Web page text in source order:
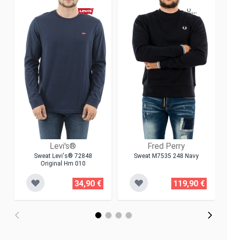
Levi's®
Sweat Levi's® 72848
Original Hm 010
34,90 €
Fred Perry
Sweat M7535 248 Navy
119,90 €